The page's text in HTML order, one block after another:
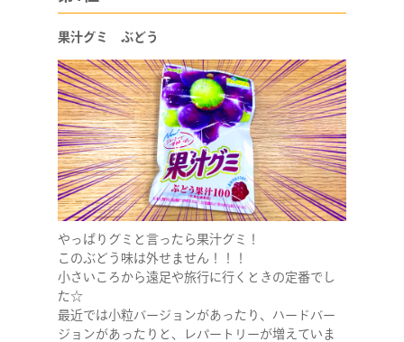
COMPANY
SERVICE
STAFF BLOG
果汁グミ ぶどう
やっぱりグミと言ったら果汁グミ！
このぶどう味は外せません！！！
小さいころから遠足や旅行に行くときの定番でし
た☆
最近では小粒バージョンがあったり、ハードバー
ジョンがあったりと、レパートリーが増えていま